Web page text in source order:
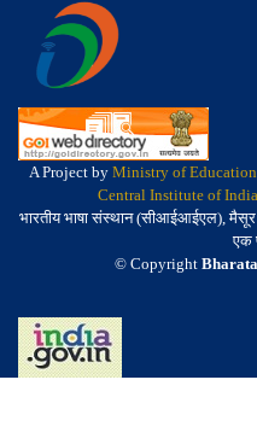
A Project by Ministry of Education
Central Institute of
भारतीय भाषा संस्थान (सीआईआईएल), मैसूर
एक
© Copyright